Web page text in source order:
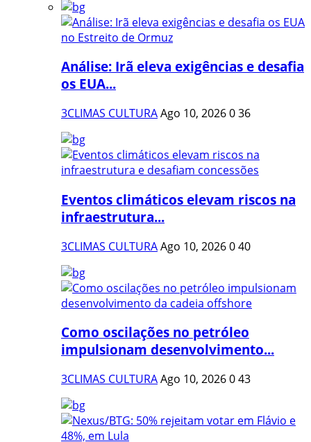
Análise: Irã eleva exigências e desafia
os EUA...
3CLIMAS CULTURAAgo 10, 2026036
Eventos climáticos elevam riscos na
infraestrutura...
3CLIMAS CULTURAAgo 10, 2026040
Como oscilações no petróleo
impulsionam desenvolvimento...
3CLIMAS CULTURAAgo 10, 2026043